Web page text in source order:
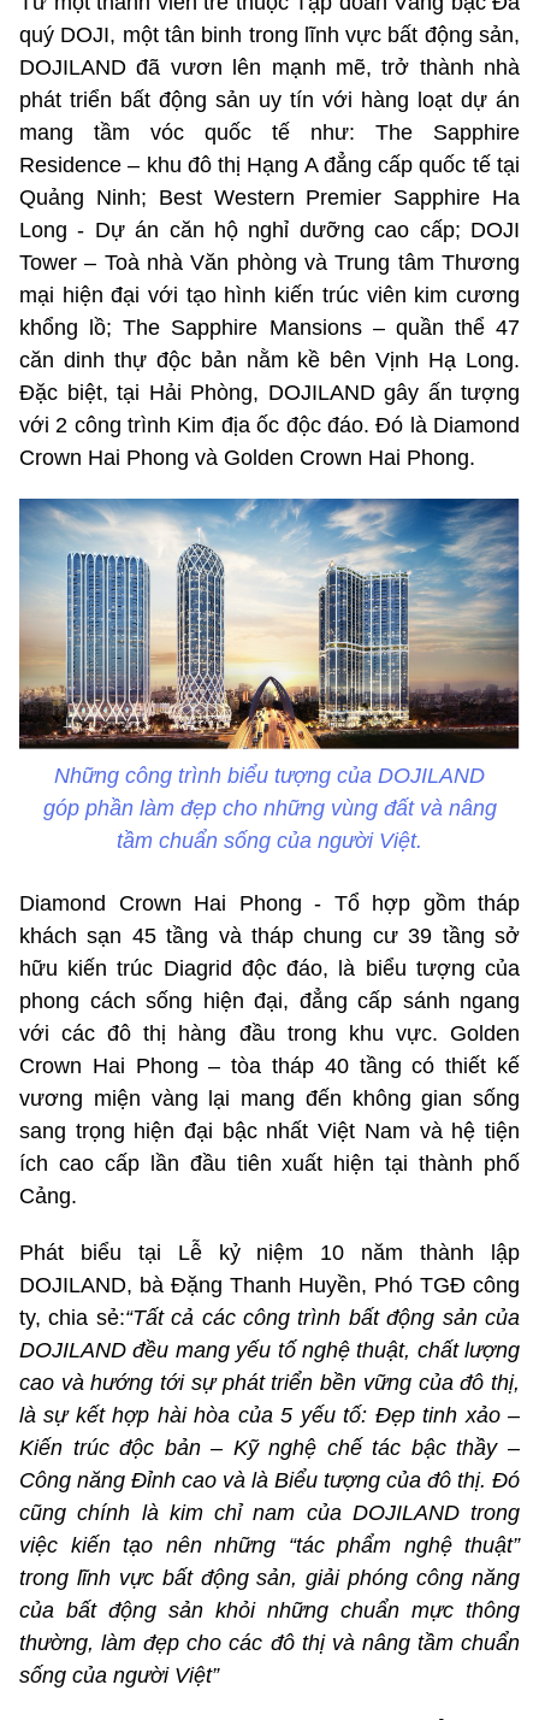
quý DOJI, một tân binh trong lĩnh vực bất động sản,
DOJILAND đã vươn lên mạnh mẽ, trở thành nhà
phát triển bất động sản uy tín với hàng loạt dự án
mang tầm vóc quốc tế như: The Sapphire
Residence – khu đô thị Hạng A đẳng cấp quốc tế tại
Quảng Ninh; Best Western Premier Sapphire Ha
Long - Dự án căn hộ nghỉ dưỡng cao cấp; DOJI
Tower – Toà nhà Văn phòng và Trung tâm Thương
mại hiện đại với tạo hình kiến trúc viên kim cương
khổng lồ; The Sapphire Mansions – quần thể 47
căn dinh thự độc bản nằm kề bên Vịnh Hạ Long.
Đặc biệt, tại Hải Phòng, DOJILAND gây ấn tượng
với 2 công trình Kim địa ốc độc đáo. Đó là Diamond
Crown Hai Phong và Golden Crown Hai Phong.
Những công trình biểu tượng của DOJILAND
góp phần làm đẹp cho những vùng đất và nâng
tầm chuẩn sống của người Việt.
Diamond Crown Hai Phong - Tổ hợp gồm tháp
khách sạn 45 tầng và tháp chung cư 39 tầng sở
hữu kiến trúc Diagrid độc đáo, là biểu tượng của
phong cách sống hiện đại, đẳng cấp sánh ngang
với các đô thị hàng đầu trong khu vực. Golden
Crown Hai Phong – tòa tháp 40 tầng có thiết kế
vương miện vàng lại mang đến không gian sống
sang trọng hiện đại bậc nhất Việt Nam và hệ tiện
ích cao cấp lần đầu tiên xuất hiện tại thành phố
Cảng.
Phát biểu tại Lễ kỷ niệm 10 năm thành lập
DOJILAND, bà Đặng Thanh Huyền, Phó TGĐ công
ty, chia sẻ:“Tất cả các công trình bất động sản của
DOJILAND đều mang yếu tố nghệ thuật, chất lượng
cao và hướng tới sự phát triển bền vững của đô thị,
là sự kết hợp hài hòa của 5 yếu tố: Đẹp tinh xảo –
Kiến trúc độc bản – Kỹ nghệ chế tác bậc thầy –
Công năng Đỉnh cao và là Biểu tượng của đô thị. Đó
cũng chính là kim chỉ nam của DOJILAND trong
việc kiến tạo nên những “tác phẩm nghệ thuật”
trong lĩnh vực bất động sản, giải phóng công năng
của bất động sản khỏi những chuẩn mực thông
thường, làm đẹp cho các đô thị và nâng tầm chuẩn
sống của người Việt”